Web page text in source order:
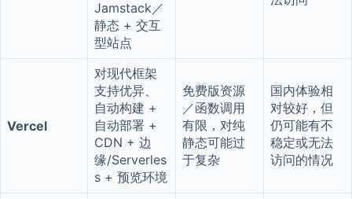
Jamstack／
静态 + 交互
型站点
Vercel
对现代框架
支持优异、
自动构建 +
自动部署 +
CDN + 边
缘/Serverles
s + 预览环境
免费版资源
／函数调用
有限，对纯
静态可能过
于复杂
国内体验相
对较好，但
仍可能有不
稳定或无法
访问的情况